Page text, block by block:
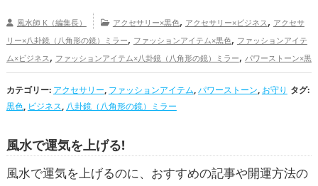
風水師 K（編集長） アクセサリー×黒色, アクセサリー×ビジネス , アクセサ
リー×八卦鏡（八角形の鏡）ミラー, ファッションアイテム×黒色, ファッションアイテ
ム×ビジネス , ファッションアイテム×八卦鏡（八角形の鏡）ミラー, パワーストーン×黒
色,パワーストーン×ビジネス,パワーストーン×八卦鏡（八角形の鏡）ミラー,お守り×
黒色,お守り×ビジネス,お守り×八卦鏡（八角形の鏡）ミラー 黒色の開運グッズ,
ビジネスの開運グッズ,八卦鏡（八角形の鏡）ミラーの開運グッズ
カテゴリー: アクセサリー, ファッションアイテム,パワーストーン, お守り タグ:
黒色, ビジネス, 八卦鏡（八角形の鏡）ミラー
風水で運気を上げる!
風水で運気を上げるのに、おすすめの記事や開運方法の